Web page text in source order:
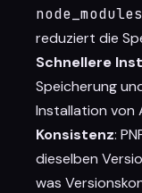
node_modules
reduziert die
Schnellere
Speicherung
Installation von
Konsistenz:
dieselben
was